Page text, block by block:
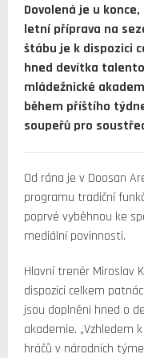
Dovolená je u
letní příprava na
štábu je k dispozici
hned devítka
mládežnické
během příštího
soupeřů pro
Od rána je v Doosan
programu tradiční
poprvé vyběhnou ke
mediální povinnosti.
Hlavní trenér Miroslav
dispozici celkem
jsou doplněni hned o
akademie. „Vzhledem
hráčů v národních